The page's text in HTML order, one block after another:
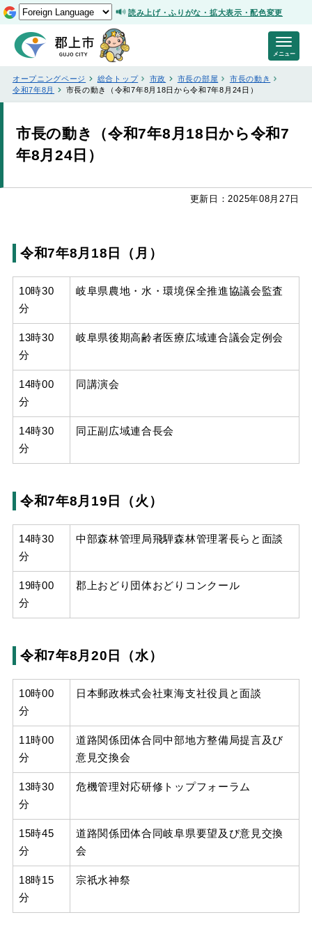
読み上げ・ふりがな・拡大表示・配色変更
オープニングページ 総合トップ 市政 市長の部屋
市長の動き
令和7年8月
市長の動き（令和7年8月18日から令和7年8月24日）
市長の動き（令和7年8月18日から令和7
年8月24日）
更新日：2025年08月27日
令和7年8月18日（月）
10時30
分
岐阜県農地・水・環境保全推進協議会監査
13時30
分
岐阜県後期高齢者医療広域連合議会定例会
14時00
分
同講演会
14時30
分
同正副広域連合長会
令和7年8月19日（火）
14時30
分
中部森林管理局飛騨森林管理署長らと面談
19時00
分
郡上おどり団体おどりコンクール
令和7年8月20日（水）
10時00
分
日本郵政株式会社東海支社役員と面談
11時00
分
道路関係団体合同中部地方整備局提言及び
意見交換会
13時30
分
危機管理対応研修トップフォーラム
15時45
分
道路関係団体合同岐阜県要望及び意見交換
会
18時15
分
宗祇水神祭
メニュー